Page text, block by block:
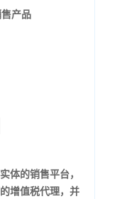
产品
体的销售平台，
增值税代理，并